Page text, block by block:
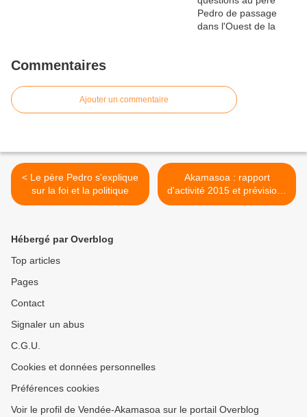
Commentaires
Ajouter un commentaire
< Le père Pedro s'explique
sur la foi et la politique
Akamasoa : rapport
d'activité 2015 et prévisions
2016 >
Hébergé par Overblog
Top articles
Pages
Contact
Signaler un abus
C.G.U.
Cookies et données personnelles
Préférences cookies
Voir le profil de Vendée-Akamasoa sur le portail Overblog